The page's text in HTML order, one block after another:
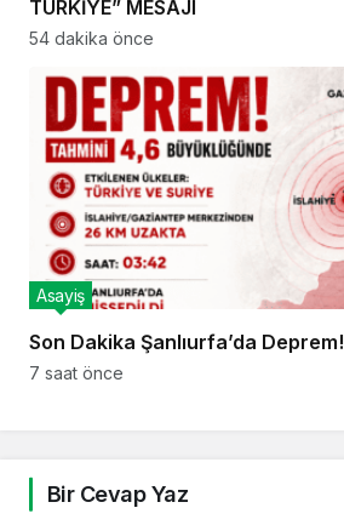
TÜRKİYE” MESAJI
54 dakika önce
Son Dakika Şanlıurfa’da Deprem!
Asayiş
7 saat önce
Bir Cevap Yaz